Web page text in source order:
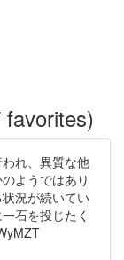
れ、異質な他
ようではあり
況が続いてい
石を投じたく